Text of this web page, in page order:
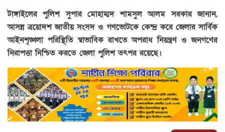
টাঙ্গাইলের পুলিশ সুপার মোহাম্মদ শামসুল আলম সরকার জানান,
আসন্ন ত্রয়োদশ জাতীয় সংসদ ও গণভোটকে কেন্দ্র করে জেলার সার্বিক
আইনশৃঙ্খলা পরিস্থিতি স্বাভাবিক রাখতে অপরাধ নিয়ন্ত্রণ ও জনগণের
নিরাপত্তা নিশ্চিত করতে জেলা পুলিশ তৎপর রয়েছে।